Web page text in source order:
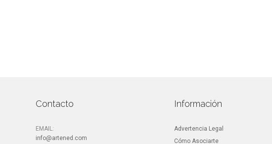
Contacto
EMAIL:
info@artened.com
Información
Advertencia Legal
Cómo Asociarte